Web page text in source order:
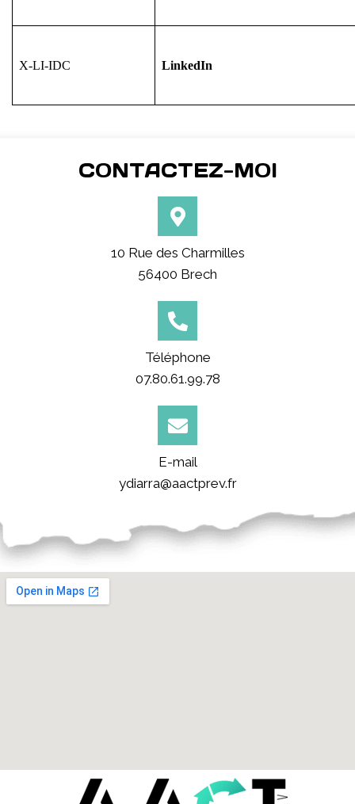
X-LI-IDC LinkedIn
CONTACTEZ-MOI
10 Rue des Charmilles
56400 Brech
Téléphone
07.80.61.99.78
E-mail
ydiarra@aactprev.fr